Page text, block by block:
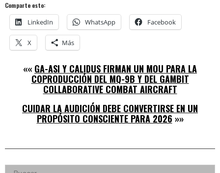
Comparte esto:
LinkedIn WhatsApp Facebook
X Más
«« GA-ASI Y CALIDUS FIRMAN UN MOU PARA LA
COPRODUCCIÓN DEL MQ-9B Y DEL GAMBIT
COLLABORATIVE COMBAT AIRCRAFT
CUIDAR LA AUDICIÓN DEBE CONVERTIRSE EN UN
PROPÓSITO CONSCIENTE PARA 2026 »»
Right
Buscar: